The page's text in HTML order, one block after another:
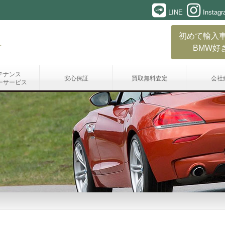
LINE
初めて輸入
BMW好
ナンス
サービス
安心保証 買取無料査定 会社